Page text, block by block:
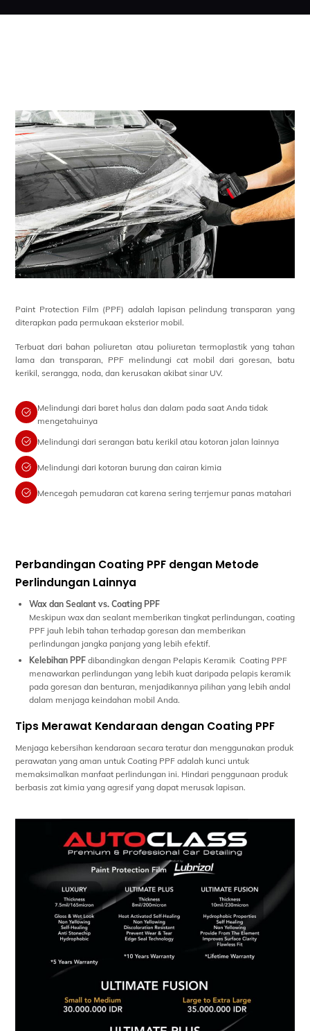
Paint Protection Film (PPF) adalah lapisan pelindung transparan yang
diterapkan pada permukaan eksterior mobil.
Terbuat dari bahan poliuretan atau poliuretan termoplastik yang tahan
lama dan transparan, PPF melindungi cat mobil dari goresan, batu
kerikil, serangga, noda, dan kerusakan akibat sinar UV.
Melindungi dari baret halus dan dalam pada saat Anda tidak
mengetahuinya
Melindungi dari serangan batu kerikil atau kotoran jalan lainnya
Melindungi dari kotoran burung dan cairan kimia
Mencegah pemudaran cat karena sering terrjemur panas matahari
Perbandingan Coating PPF dengan Metode
Perlindungan Lainnya
Wax dan Sealant vs. Coating PPF
Meskipun wax dan sealant memberikan tingkat perlindungan, coating
PPF jauh lebih tahan terhadap goresan dan memberikan
perlindungan jangka panjang yang lebih efektif.
Kelebihan PPFdibandingkan dengan Pelapis Keramik Coating PPF
menawarkan perlindungan yang lebih kuat daripada pelapis keramik
pada goresan dan benturan, menjadikannya pilihan yang lebih andal
dalam menjaga keindahan mobil Anda.
Tips Merawat Kendaraan dengan Coating PPF
Menjaga kebersihan kendaraan secara teratur dan menggunakan produk
perawatan yang aman untuk Coating PPF adalah kunci untuk
memaksimalkan manfaat perlindungan ini. Hindari penggunaan produk
berbasis zat kimia yang agresif yang dapat merusak lapisan.